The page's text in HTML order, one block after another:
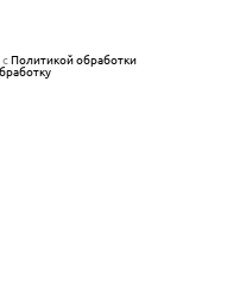
сПолитикой обработки